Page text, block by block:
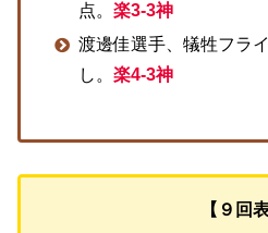
点。楽3-3神
渡邊佳選手、犠牲フラ
し。楽4-3神
【９回表